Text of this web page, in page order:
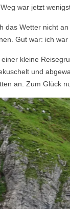
war jetzt
das Wetter nicht
Gut war: ich
kleine
und
an. Zum Glück